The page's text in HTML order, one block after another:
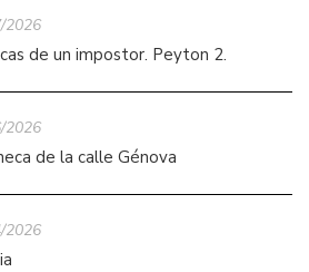
2026
de un impostor. Peyton 2.
2026
de la calle Génova
2026